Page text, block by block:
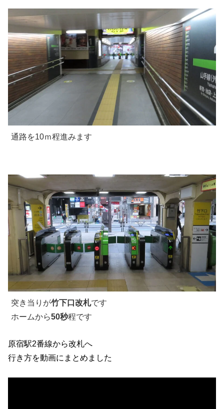
通路を10ｍ程進みます
突き当りが竹下口改札です
ホームから50秒程です
原宿駅2番線から改札へ
行き方を動画にまとめました